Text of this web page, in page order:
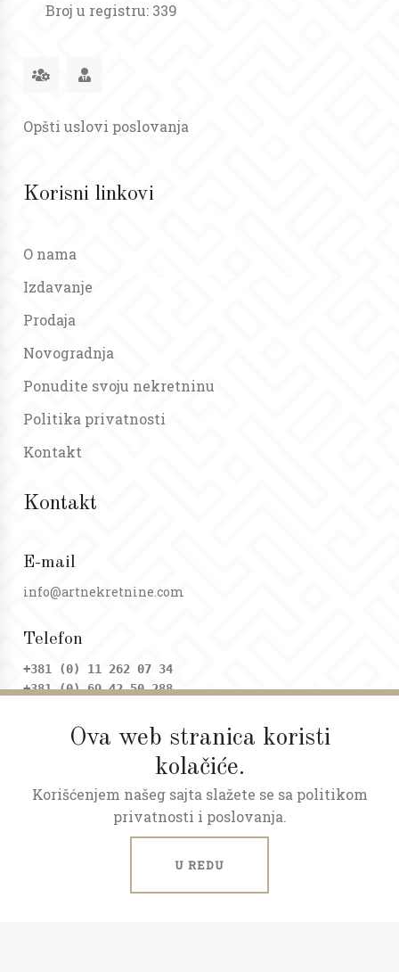
Ova web stranica koristi
kolačiće.
Korišćenjem našeg sajta slažete se sa politikom
privatnosti i poslovanja.
U REDU
Broj u registru: 339
Opšti uslovi poslovanja
Korisni linkovi
O nama
Izdavanje
Prodaja
Novogradnja
Ponudite svoju nekretninu
Politika privatnosti
Kontakt
Kontakt
E-mail
info@artnekretnine.com
Telefon
+381 (0) 11 262 07 34
+381 (0) 69 42 50 288
Adresa
Dositejeva 9, Trg republike
Radno vreme
Ponedeljak - petak: 09 - 20h